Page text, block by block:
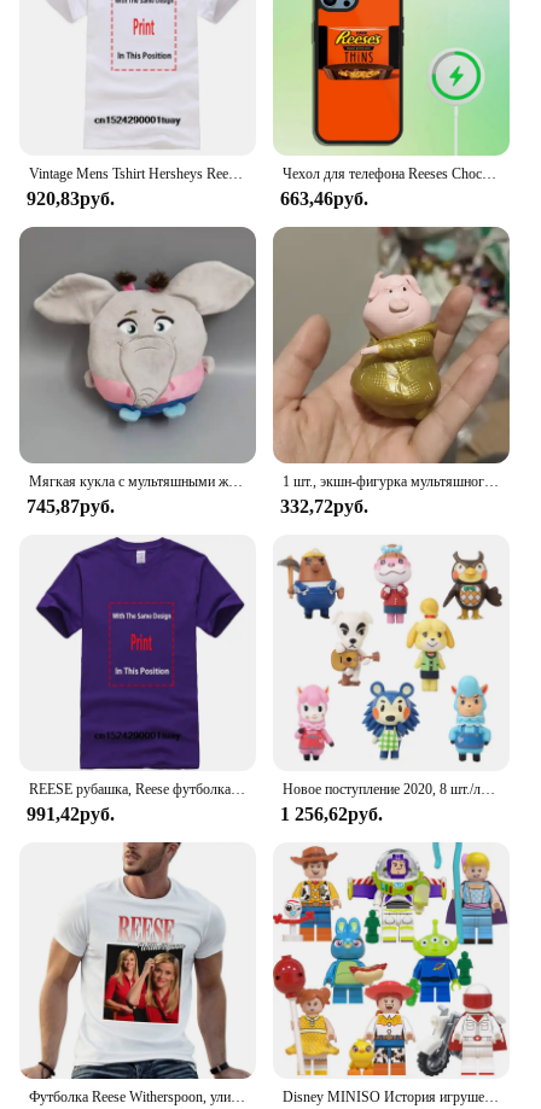
920,83руб.
Чехол для телефона Reeses Chocolate для iPhone 13, 12, 11, 14, 15, Pro Max Plus Magsafe с магнитной беспроводной зарядкой
663,46руб.
745,87руб.
1 шт., экшн-фигурка мультяшного животного, 5-8 см
332,72руб.
991,42руб.
Новое поступление 2020, 8 шт./лот, Animal Crossing, новые горизонты, Cyrus K.K Reese Isabelle, фигурки героев, игрушки, модель из ПВХ, коллекция игрушек
1 256,62руб.
Disney MINISO История игрушек Базз Лайтер трехглазный мальчик Вуди рейз Детский конструктор пазл игрушки рождественские подарки на день рождения